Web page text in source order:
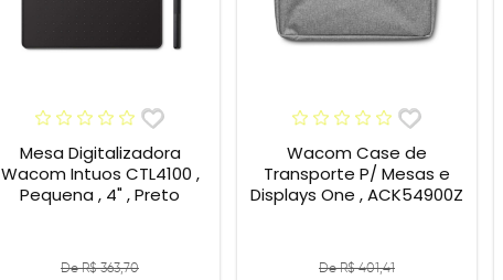
Mesa Digitalizadora
Wacom Intuos CTL4100 ,
Pequena , 4" , Preto
De R$ 363,70
Wacom Case de
Transporte P/ Mesas e
Displays One , ACK54900Z
De R$ 401,41